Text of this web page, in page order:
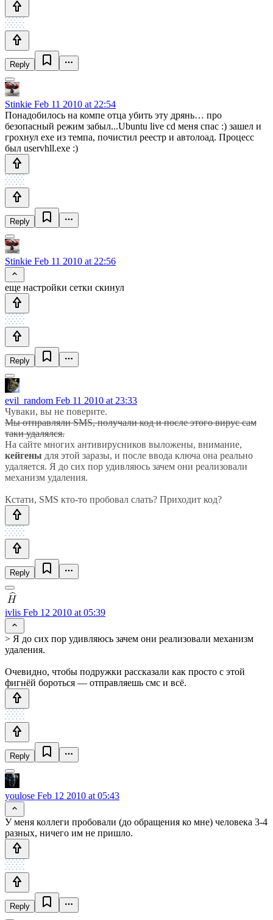
Reply
Stinkie Feb 11 2010 at 22:54
Понадобилось на компе отца убить эту дрянь… про
безопасный режим забыл...Ubuntu live cd меня спас :) зашел и
грохнул exe из темпа, почистил реестр и автолоад. Процесс
был uservhll.exe :)
Reply
Stinkie Feb 11 2010 at 22:56
еще настройки сетки скинул
Reply
evil_random Feb 11 2010 at 23:33
Чуваки, вы не поверите.
Мы отправляли SMS, получали код и после этого вирус сам
таки удалялся.
На сайте многих антивирусников выложены, внимание,
кейгены для этой заразы, и после ввода ключа она реально
удаляется. Я до сих пор удивляюсь зачем они реализовали
механизм удаления.
Кстати, SMS кто-то пробовал слать? Приходит код?
Reply
ivlis Feb 12 2010 at 05:39
> Я до сих пор удивляюсь зачем они реализовали механизм
удаления.
Очевидно, чтобы подружки рассказали как просто с этой
фигнёй бороться — отправляешь смс и всё.
Reply
youlose Feb 12 2010 at 05:43
У меня коллеги пробовали (до обращения ко мне) человека 3-4
разных, ничего им не пришло.
Reply